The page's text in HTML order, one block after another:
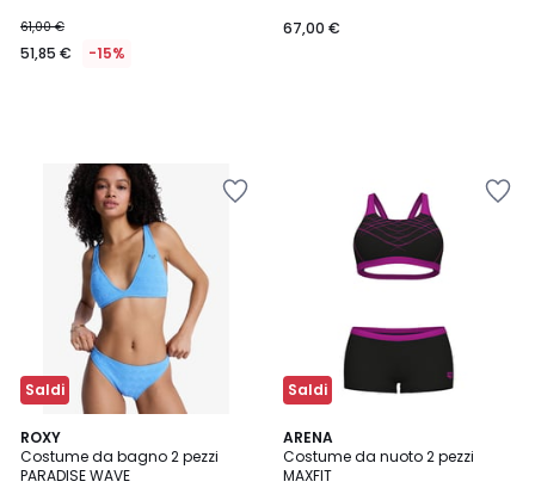
61,00 €
51,85 € -15%
67,00 €
Saldi
ROXY
Costume da bagno 2 pezzi
PARADISE WAVE
Saldi
ARENA
Costume da nuoto 2 pezzi
MAXFIT